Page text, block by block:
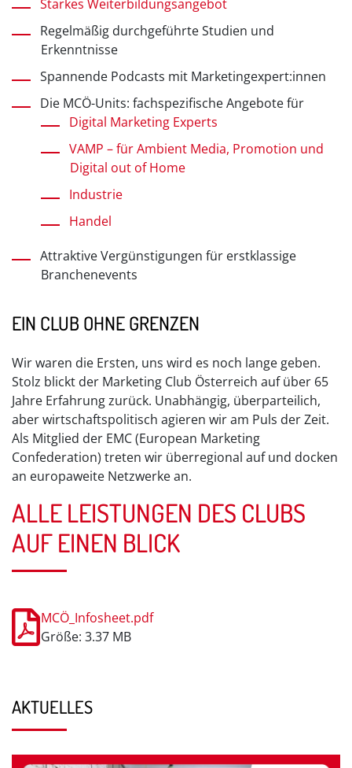
Starkes Weiterbildungsangebot
Regelmäßig durchgeführte Studien und
Erkenntnisse
Spannende Podcasts mit Marketingexpert:innen
Die MCÖ-Units: fachspezifische Angebote für
Digital Marketing Experts
VAMP – für Ambient Media, Promotion und
Digital out of Home
Industrie
Handel
Attraktive Vergünstigungen für erstklassige
Branchenevents
EIN CLUB OHNE GRENZEN
Wir waren die Ersten, uns wird es noch lange geben.
Stolz blickt der Marketing Club Österreich auf über 65
Jahre Erfahrung zurück. Unabhängig, überparteilich,
aber wirtschaftspolitisch agieren wir am Puls der Zeit.
Als Mitglied der EMC (European Marketing
Confederation) treten wir überregional auf und docken
an europaweite Netzwerke an.
ALLE LEISTUNGEN DES CLUBS
AUF EINEN BLICK
MCÖ_Infosheet.pdf
Größe: 3.37 MB
AKTUELLES